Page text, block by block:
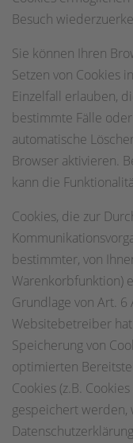
Besuch
Sie können Ihren
Setzen von Cookies
Einzelfall erlauben,
bestimmte Fälle
automatische
Browser aktivieren.
kann die
Cookies, die zur
bestimmter, von
Warenkorbfunktion)
Grundlage von Art. 6
Websitebetreiber
Speicherung von
optimierten
Cookies (z.B.
gespeichert